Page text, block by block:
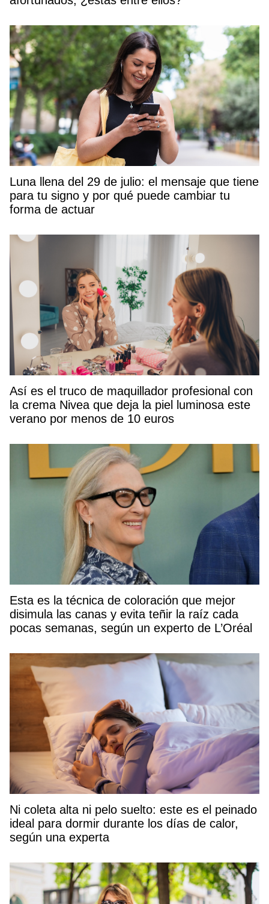
Luna llena del 29 de julio: el mensaje que tiene
para tu signo y por qué puede cambiar tu
forma de actuar
Así es el truco de maquillador profesional con
la crema Nivea que deja la piel luminosa este
verano por menos de 10 euros
Esta es la técnica de coloración que mejor
disimula las canas y evita teñir la raíz cada
pocas semanas, según un experto de L’Oréal
Ni coleta alta ni pelo suelto: este es el peinado
ideal para dormir durante los días de calor,
según una experta